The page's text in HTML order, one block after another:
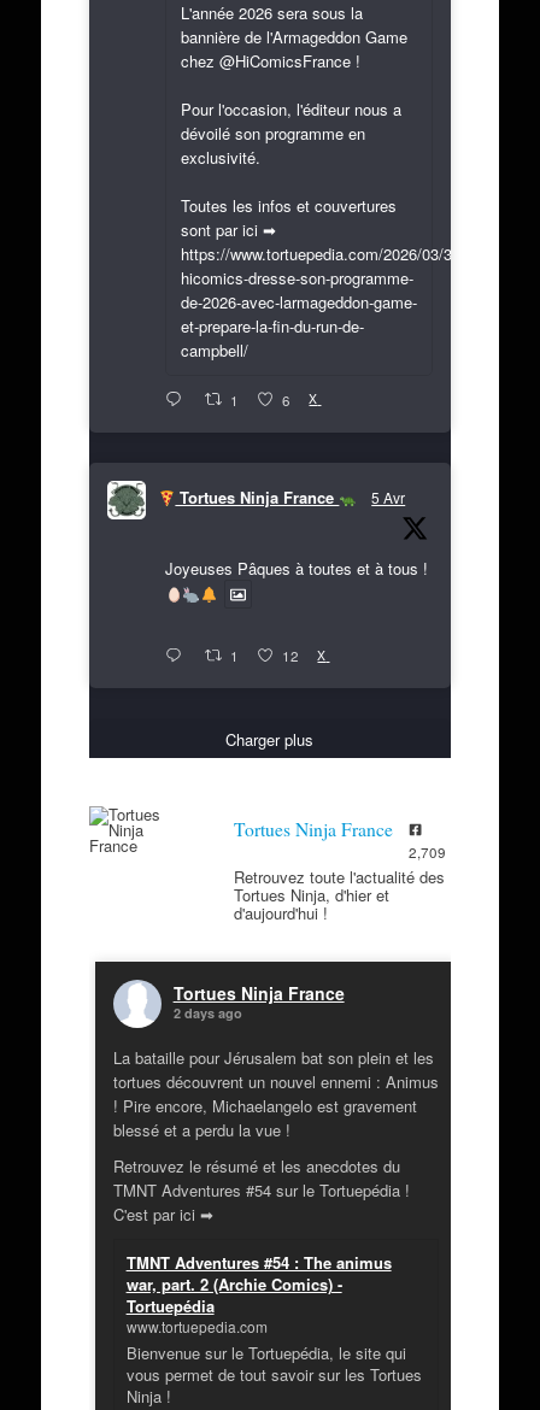
L'année 2026 sera sous la
bannière de l'Armageddon Game
chez @HiComicsFrance !
Pour l'occasion, l'éditeur nous a
dévoilé son programme en
exclusivité.
Toutes les infos et couvertures
sont par ici ➡
https://www.tortuepedia.com/2026/03/31/exclusif-
hicomics-dresse-son-programme-
de-2026-avec-larmageddon-game-
et-prepare-la-fin-du-run-de-
campbell/
1 6 X
Tortues Ninja France 5 Avr
Joyeuses Pâques à toutes et à tous !
1 12 X
Charger plus
Tortues Ninja France
2,709
Retrouvez toute l'actualité des
Tortues Ninja, d'hier et
d'aujourd'hui !
Tortues Ninja France
2 days ago
La bataille pour Jérusalem bat son plein et les
tortues découvrent un nouvel ennemi : Animus
! Pire encore, Michaelangelo est gravement
blessé et a perdu la vue !
Retrouvez le résumé et les anecdotes du
TMNT Adventures #54 sur le Tortuepédia !
C'est par ici ➡
TMNT Adventures #54 : The animus
war, part. 2 (Archie Comics) -
Tortuepédia
www.tortuepedia.com
Bienvenue sur le Tortuepédia, le site qui
vous permet de tout savoir sur les Tortues
Ninja !